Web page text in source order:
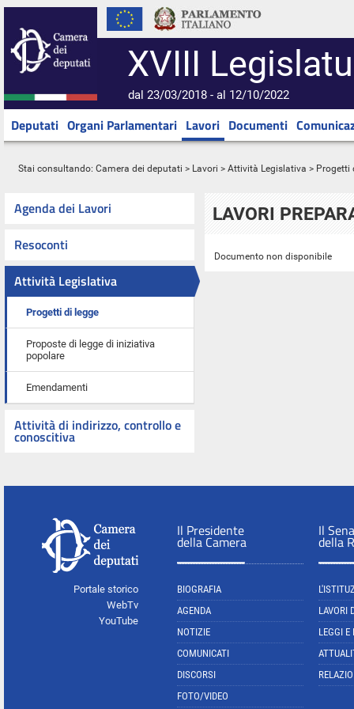
XVIII
dal 23/03/2018 - al 12/10/2022
Deputati Organi Parlamentari Lavori Documenti
Stai consultando: Camera dei deputati > Lavori > Attività Legislativa > Progetti
Agenda dei Lavori
Resoconti
Attività Legislativa
Progetti di legge
Proposte di legge di iniziativa
popolare
Emendamenti
Attività di indirizzo, controllo e
conoscitiva
LAVORI
Documento non disponibile
Portale storico
WebTv
YouTube
Il Presidente
della Camera
BIOGRAFIA
AGENDA
NOTIZIE
COMUNICATI
DISCORSI
FOTO/VIDEO
Il
della
LAVORI
LEGGI E